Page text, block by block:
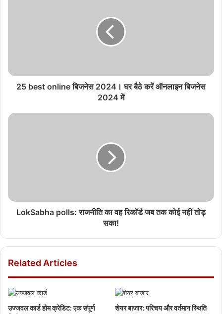
25 best online बिजनेस 2024। घर बैठे करें ऑनलाइन बिजनेस
2024 में
LokSabha polls: राजनीति का वह रिकॉर्ड जब तक कोई नहीं तोड़
सका!
Related Articles
उज्जवल कार्ड होम क्रेडिट: एक संपूर्ण
शेयर बाजार: परिचय और वर्तमान स्थिति